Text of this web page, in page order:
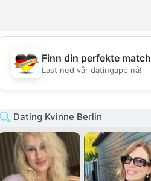
💖
Finn din perfekte match
Last ned vår datingapp nå!
Dating Kvinne Berlin